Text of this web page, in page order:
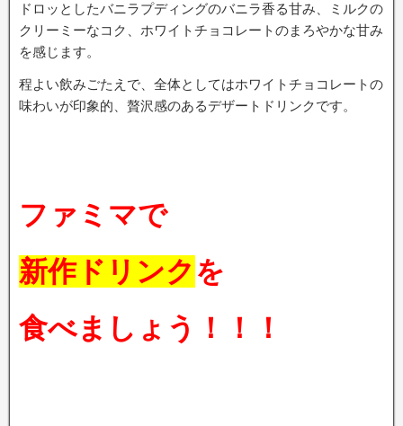
ドロッとしたバニラプディングのバニラ香る甘み、ミルクの
クリーミーなコク、ホワイトチョコレートのまろやかな甘み
を感じます。
程よい飲みごたえで、全体としてはホワイトチョコレートの
味わいが印象的、贅沢感のあるデザートドリンクです。
ファミマで
新作ドリンク を
食べましょう！！！